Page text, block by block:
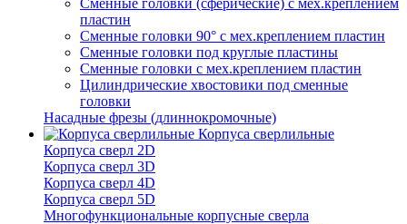
Сменные головки (сферические) с мех.креплением
пластин
Сменные головки 90° с мех.креплением пластин
Сменные головки под круглые пластины
Сменные головки с мех.креплением пластин
Цилиндрические хвостовики под сменные
головки
Насадные фрезы (длиннокромочные)
Корпуса сверлильные
Корпуса сверл 2D
Корпуса сверл 3D
Корпуса сверл 4D
Корпуса сверл 5D
Многофункциональные корпусные сверла